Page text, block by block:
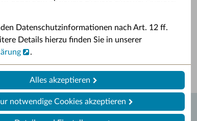
Datenschutzinformationen nach Art. 12 ff.
Details hierzu finden Sie in unserer
.
Alles akzeptieren
notwendige Cookies akzeptieren
Altkleider-Container
Standorte für Altkleider-
Sporttermine